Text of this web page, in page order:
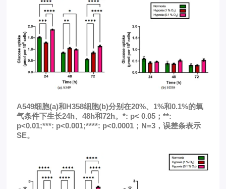
A549细胞(a)和H358细胞(b)分别在20%、1%和0.1%的氧
气条件下生长24h、48h和72h。*: p< 0.05；**:
p<0.01;***: p<0.001;****: p<0.0001；N=3，误差条表示
SE。